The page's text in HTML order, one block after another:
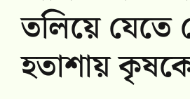
তলিয়ে যেতে
হতাশায়